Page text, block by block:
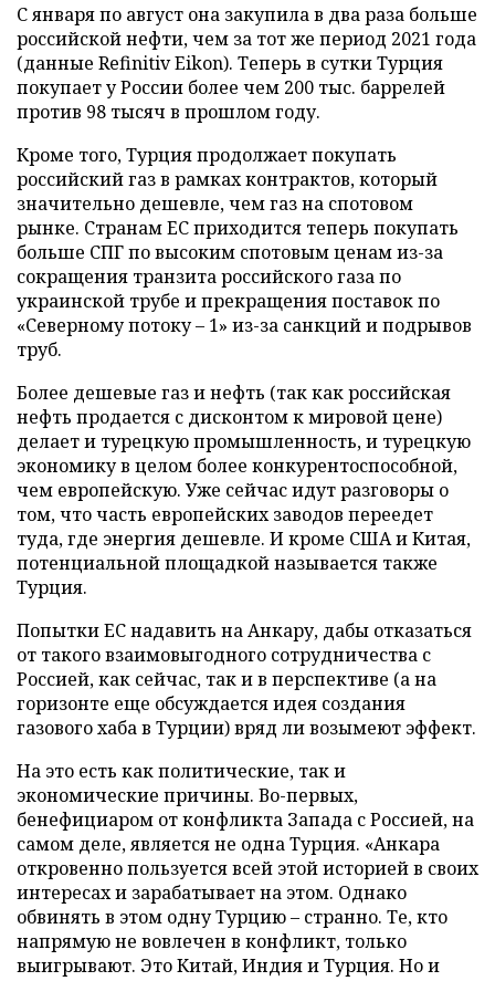
С января по август она закупила в два раза больше
российской нефти, чем за тот же период 2021 года
(данные Refinitiv Eikon). Теперь в сутки Турция
покупает у России более чем 200 тыс. баррелей
против 98 тысяч в прошлом году.
Кроме того, Турция продолжает покупать
российский газ в рамках контрактов, который
значительно дешевле, чем газ на спотовом
рынке. Странам ЕС приходится теперь покупать
больше СПГ по высоким спотовым ценам из-за
сокращения транзита российского газа по
украинской трубе и прекращения поставок по
«Северному потоку – 1» из-за санкций и подрывов
труб.
Более дешевые газ и нефть (так как российская
нефть продается с дисконтом к мировой цене)
делает и турецкую промышленность, и турецкую
экономику в целом более конкурентоспособной,
чем европейскую. Уже сейчас идут разговоры о
том, что часть европейских заводов переедет
туда, где энергия дешевле. И кроме США и Китая,
потенциальной площадкой называется также
Турция.
Попытки ЕС надавить на Анкару, дабы отказаться
от такого взаимовыгодного сотрудничества с
Россией, как сейчас, так и в перспективе (а на
горизонте еще обсуждается идея создания
газового хаба в Турции) вряд ли возымеют эффект.
На это есть как политические, так и
экономические причины. Во-первых,
бенефициаром от конфликта Запада с Россией, на
самом деле, является не одна Турция. «Анкара
откровенно пользуется всей этой историей в своих
интересах и зарабатывает на этом. Однако
обвинять в этом одну Турцию – странно. Те, кто
напрямую не вовлечен в конфликт, только
выигрывают. Это Китай, Индия и Турция. Но и